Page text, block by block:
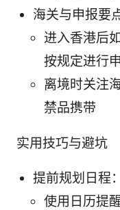
海关与申报要
进入香港后
按规定进行
离境时关注
禁品携带
实用技巧与避坑
提前规划日程：
使用日历提